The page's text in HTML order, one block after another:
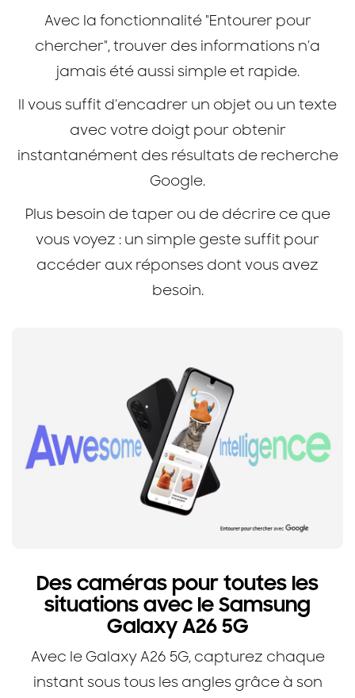
Avec la fonctionnalité "Entourer pour
chercher", trouver des informations n’a
jamais été aussi simple et rapide.
Il vous suffit d’encadrer un objet ou un texte
avec votre doigt pour obtenir
instantanément des résultats de recherche
Google.
Plus besoin de taper ou de décrire ce que
vous voyez : un simple geste suffit pour
accéder aux réponses dont vous avez
besoin.
Des caméras pour toutes les
situations avec le Samsung
Galaxy A26 5G
Avec le Galaxy A26 5G, capturez chaque
instant sous tous les angles grâce à son